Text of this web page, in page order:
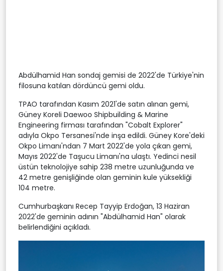
Abdülhamid Han sondaj gemisi de 2022'de Türkiye'nin
filosuna katılan dördüncü gemi oldu.
TPAO tarafından Kasım 2021'de satın alınan gemi,
Güney Koreli Daewoo Shipbuilding & Marine
Engineering firması tarafından "Cobalt Explorer"
adıyla Okpo Tersanesi'nde inşa edildi. Güney Kore'deki
Okpo Limanı'ndan 7 Mart 2022'de yola çıkan gemi,
Mayıs 2022'de Taşucu Limanı'na ulaştı. Yedinci nesil
üstün teknolojiye sahip 238 metre uzunluğunda ve
42 metre genişliğinde olan geminin kule yüksekliği
104 metre.
Cumhurbaşkanı Recep Tayyip Erdoğan, 13 Haziran
2022'de geminin adının "Abdülhamid Han" olarak
belirlendiğini açıkladı.